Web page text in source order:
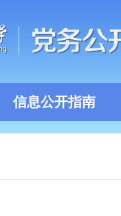
信息公开指南